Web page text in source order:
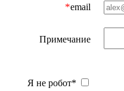
*email
Примечание
Я не робот*